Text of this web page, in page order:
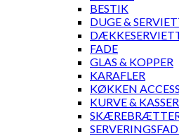
BESTIK
DUGE &
FADE
GLAS & KOPPER
KARAFLER
KØKKEN
KURVE & KASSER